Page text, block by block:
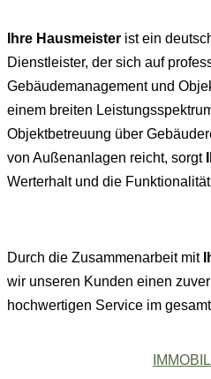
Ihre Hausmeister ist ein
Dienstleister, der sich auf
Gebäudemanagement und
einem breiten
Objektbetreuung über
von Außenanlagen reicht, sorgt
Werterhalt und die
Durch die Zusammenarbeit mit
wir unseren Kunden einen
hochwertigen Service im